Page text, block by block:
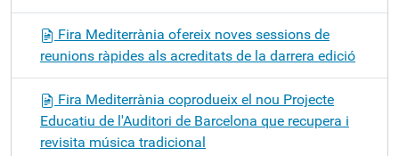
Fira Mediterrània ofereix noves sessions de
reunions ràpides als acreditats de la darrera edició
Fira Mediterrània coprodueix el nou Projecte
Educatiu de l'Auditori de Barcelona que recupera i
revisita música tradicional